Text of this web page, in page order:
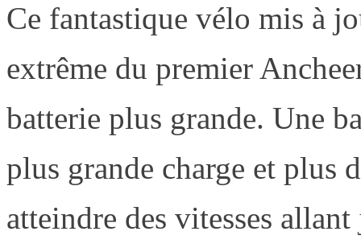
Ce fantastique vélo mis à
extrême du premier
batterie plus grande. Une
plus grande charge et plus
atteindre des vitesses